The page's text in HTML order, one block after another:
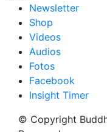
Newsletter
Shop
Videos
Audios
Fotos
Facebook
Insight Timer
© Copyright